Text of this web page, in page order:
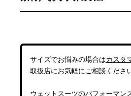
サイズでお悩みの場合はカスタ
取扱店にお気軽にご相談くださ
ウェットスーツのパフォーマン